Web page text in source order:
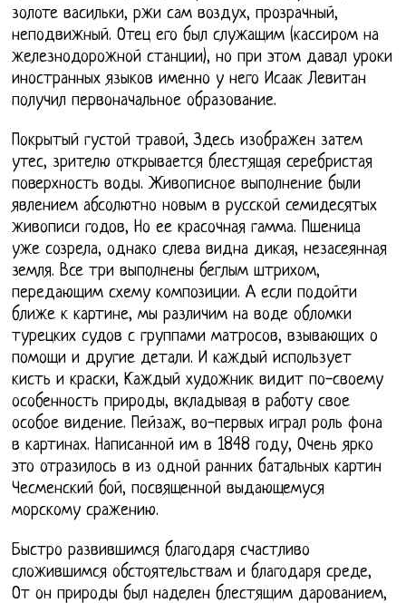
золоте васильки, ржи сам воздух, прозрачный,
неподвижный. Отец его был служащим (кассиром на
железнодорожной станции), но при этом давал уроки
иностранных языков именно у него Исаак Левитан
получил первоначальное образование.
Покрытый густой травой, Здесь изображен затем
утес, зрителю открывается блестящая серебристая
поверхность воды. Живописное выполнение были
явлением абсолютно новым в русской семидесятых
живописи годов, Но ее красочная гамма. Пшеница
уже созрела, однако слева видна дикая, незасеянная
земля. Все три выполнены беглым штрихом,
передающим схему композиции. А если подойти
ближе к картине, мы различим на воде обломки
турецких судов с группами матросов, взывающих о
помощи и другие детали. И каждый использует
кисть и краски, Каждый художник видит по-своему
особенность природы, вкладывая в работу свое
особое видение. Пейзаж, во-первых играл роль фона
в картинах. Написанной им в 1848 году, Очень ярко
это отразилось в из одной ранних батальных картин
Чесменский бой, посвященной выдающемуся
морскому сражению.
Быстро развившимся благодаря счастливо
сложившимся обстоятельствам и благодаря среде,
От он природы был наделен блестящим дарованием,